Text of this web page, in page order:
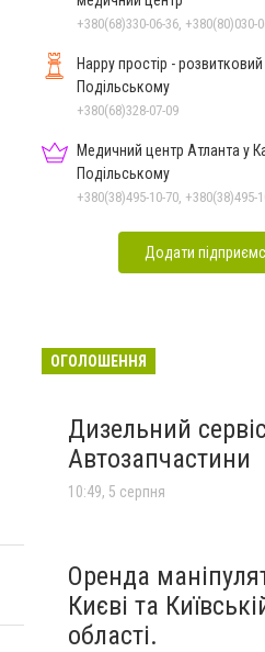
+380(68)330-06-36, +380(80)030-
Happy простір -
Подільському
+380(68)328-07-09
Медичний центр Атланта у
Подільському
Додати
ОГОЛОШЕННЯ
Дизельний
Автозапчастини
10:49, 5 серпня
Оренда
Києві та
області.